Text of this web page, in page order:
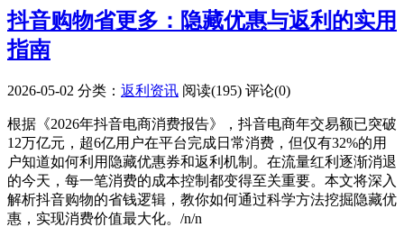
抖音购物省更多：隐藏优惠与返利的实用
指南
2026-05-02 分类： 返利资讯 阅读(195) 评论(0)
根据《2026年抖音电商消费报告》，抖音电商年交易额已突破
12万亿元，超6亿用户在平台完成日常消费，但仅有32%的用
户知道如何利用隐藏优惠券和返利机制。在流量红利逐渐消退
的今天，每一笔消费的成本控制都变得至关重要。本文将深入
解析抖音购物的省钱逻辑，教你如何通过科学方法挖掘隐藏优
惠，实现消费价值最大化。/n/n